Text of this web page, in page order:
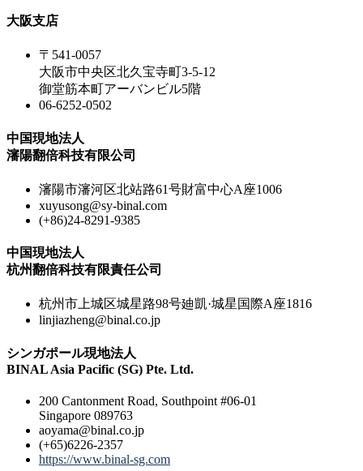
大阪支店
〒541-0057
大阪市中央区北久宝寺町3-5-12
御堂筋本町アーバンビル5階
06-6252-0502
中国現地法人
瀋陽翻倍科技有限公司
瀋陽市瀋河区北站路61号財富中心A座1006
xuyusong@sy-binal.com
(+86)24-8291-9385
中国現地法人
杭州翻倍科技有限責任公司
杭州市上城区城星路98号廸凱·城星国際A座1816
linjiazheng@binal.co.jp
シンガポール現地法人
BINAL Asia Pacific (SG) Pte. Ltd.
200 Cantonment Road, Southpoint #06-01
Singapore 089763
aoyama@binal.co.jp
(+65)6226-2357
https://www.binal-sg.com